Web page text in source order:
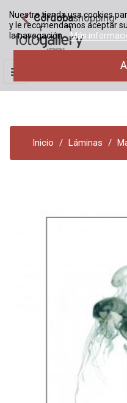
Córdobashopping
Nuestra tienda usa cookies
y le recomendamos aceptar
la navegación. Más
Navegación
de
palanca
☰
Inicio Láminas